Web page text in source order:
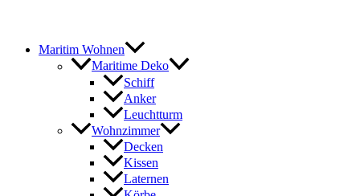
Maritim Wohnen
Maritime Deko
Schiff
Anker
Leuchtturm
Wohnzimmer
Decken
Kissen
Laternen